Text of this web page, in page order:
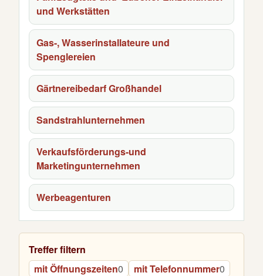
und Werkstätten
Gas-, Wasserinstallateure und
Spenglereien
Gärtnereibedarf Großhandel
Sandstrahlunternehmen
Verkaufsförderungs-und
Marketingunternehmen
Werbeagenturen
Treffer filtern
mit Öffnungszeiten0 mit Telefonnummer0